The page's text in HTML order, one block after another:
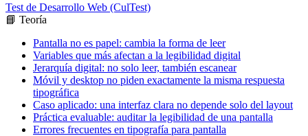
Test de Desarrollo Web (CulTest)
📘 Teoría
Pantalla no es papel: cambia la forma de leer
Variables que más afectan a la legibilidad digital
Jerarquía digital: no solo leer, también escanear
Móvil y desktop no piden exactamente la misma respuesta
tipográfica
Caso aplicado: una interfaz clara no depende solo del layout
Práctica evaluable: auditar la legibilidad de una pantalla
Errores frecuentes en tipografía para pantalla